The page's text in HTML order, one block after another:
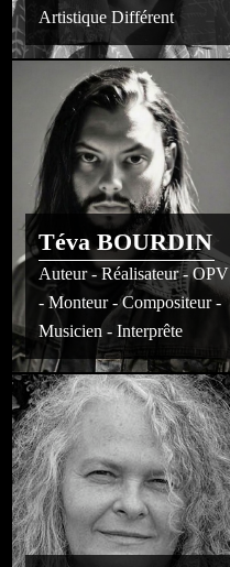
Artistique Différent
Téva BOURDIN
Auteur - Réalisateur - OPV
- Monteur - Compositeur -
Musicien - Interprête